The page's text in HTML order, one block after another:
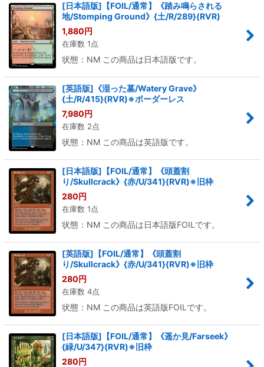
[日本語版]【FOIL/通常】《踏み鳴らされる
地/Stomping Ground》{土/R/289}(RVR)
1,880円
在庫数 1点
状態：NM この商品は日本語版です。
[英語版]《湿った墓/Watery Grave》
{土/R/415}(RVR)※ボーダーレス
7,980円
在庫数 2点
状態：NM この商品は英語版です。
[日本語版]【FOIL/通常】《頭蓋割
り/Skullcrack》{赤/U/341}(RVR)※旧枠
280円
在庫数 1点
状態：NM この商品は日本語版FOILです。
[英語版]【FOIL/通常】《頭蓋割
り/Skullcrack》{赤/U/341}(RVR)※旧枠
280円
在庫数 4点
状態：NM この商品は英語版FOILです。
[日本語版]【FOIL/通常】《遥か見/Farseek》
{緑/U/347}(RVR)※旧枠
280円